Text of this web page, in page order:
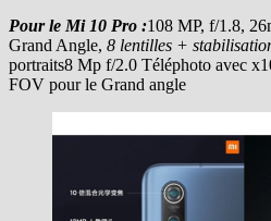
Pour le Mi 10 Pro :108 MP, f/1.8,
Grand Angle, 8 lentilles +
portraits8 Mp f/2.0 Téléphoto avec
FOV pour le Grand angle